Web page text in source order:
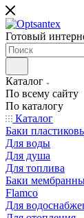
Готовый
Каталог
По всему сайту
По каталогу
Каталог
Баки
Для воды
Для душа
Для топлива
Баки
Flamco
Для